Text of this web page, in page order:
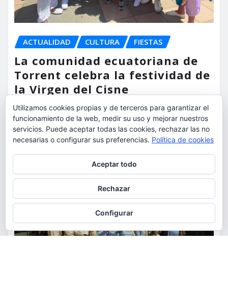
ACTUALIDAD CULTURA FIESTAS
La comunidad ecuatoriana de
Torrent celebra la festividad de
la Virgen del Cisne
torrent al dia Ago 9, 2026
Utilizamos cookies propias y de terceros para garantizar el
funcionamiento de la web, medir su uso y mejorar nuestros
servicios. Puede aceptar todas las cookies, rechazar las no
necesarias o configurar sus preferencias. Política de cookies
Aceptar todo
Rechazar
Configurar
Para obtener más información, incluido cómo gestionar las cookies,